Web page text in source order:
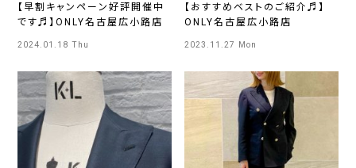
【早割キャンペーン好評開催中
です♬】ONLY名古屋広小路店
2024.01.18 Thu
【おすすめベストのご紹介♬】
ONLY名古屋広小路店
2023.11.27 Mon